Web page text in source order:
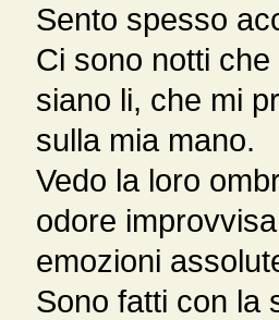
Sento spesso
Ci sono notti
siano li, che mi
sulla mia mano.
Vedo la loro
odore
emozioni
Sono fatti con la